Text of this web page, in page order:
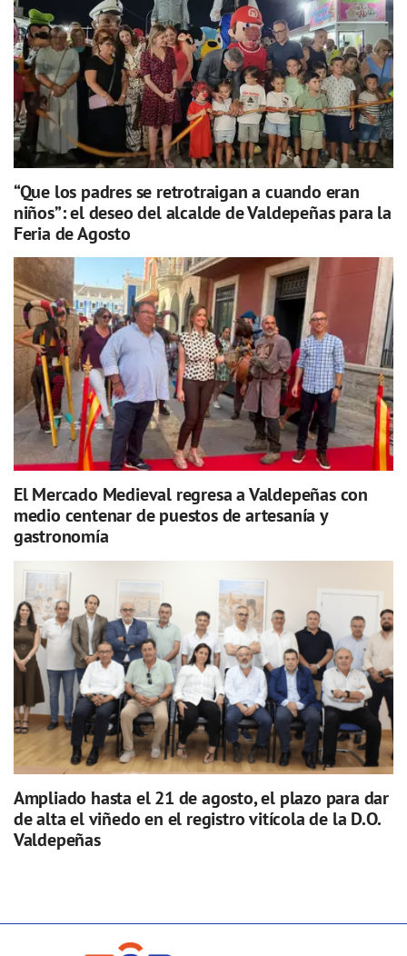
“Que los padres se retrotraigan a cuando eran
niños”: el deseo del alcalde de Valdepeñas para la
Feria de Agosto
El Mercado Medieval regresa a Valdepeñas con
medio centenar de puestos de artesanía y
gastronomía
Ampliado hasta el 21 de agosto, el plazo para dar
de alta el viñedo en el registro vitícola de la D.O.
Valdepeñas